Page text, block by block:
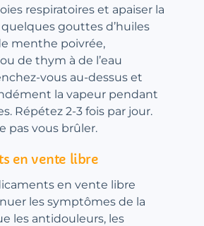
respiratoires et apaiser la
gouttes d’huiles
menthe poivrée,
de thym à de l’eau
vous au-dessus et
la vapeur pendant
Répétez 2-3 fois par jour.
pas vous brûler.
en vente libre
en vente libre
les symptômes de la
les antidouleurs, les